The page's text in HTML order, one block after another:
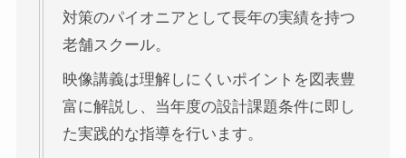
対策のパイオニアとして長年の実績を持つ
老舗スクール。
映像講義は理解しにくいポイントを図表豊
富に解説し、当年度の設計課題条件に即し
た実践的な指導を行います。